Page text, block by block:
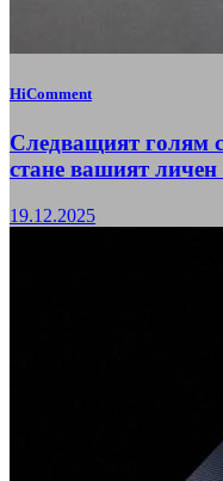
HiComment
Следващият голям
стане вашият
19.12.2025